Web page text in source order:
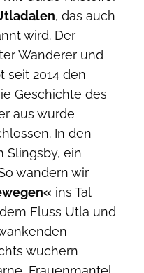
, das auch
wird. Der
Wanderer und
seit 2014 den
Geschichte des
aus wurde
In den
Slingsby, ein
wandern wir
ins Tal
Fluss Utla und
wuchern